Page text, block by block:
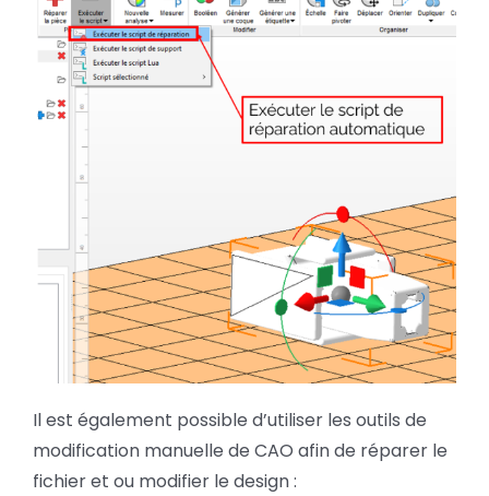
Il est également possible d’utiliser les outils de
modification manuelle de CAO afin de réparer le
fichier et ou modifier le design :